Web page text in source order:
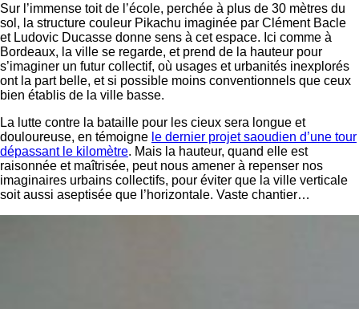
Sur l’immense toit de l’école, perchée à plus de 30 mètres du
sol, la structure couleur Pikachu imaginée par Clément Bacle
et Ludovic Ducasse donne sens à cet espace. Ici comme à
Bordeaux, la ville se regarde, et prend de la hauteur pour
s’imaginer un futur collectif, où usages et urbanités inexplorés
ont la part belle, et si possible moins conventionnels que ceux
bien établis de la ville basse.
La lutte contre la bataille pour les cieux sera longue et
douloureuse, en témoigne le dernier projet saoudien d’une tour
dépassant le kilomètre. Mais la hauteur, quand elle est
raisonnée et maîtrisée, peut nous amener à repenser nos
imaginaires urbains collectifs, pour éviter que la ville verticale
soit aussi aseptisée que l’horizontale. Vaste chantier…